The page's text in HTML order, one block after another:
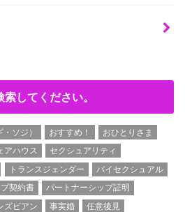
してください。
ソジ） おすすめ！
おひとりさま
アハウス
セクシュアリティ
トランスジェンダー
バイセクシュアル
契約書
パートナーシップ証明
ズビアン 事実婚
任意後見